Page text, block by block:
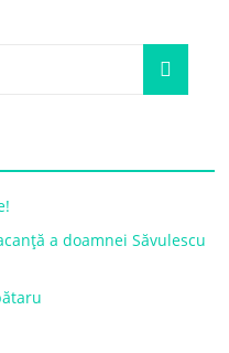
a doamnei Săvulescu